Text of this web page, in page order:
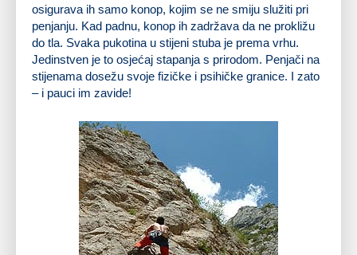
osigurava ih samo konop, kojim se ne smiju služiti pri
penjanju. Kad padnu, konop ih zadržava da ne prokližu
do tla. Svaka pukotina u stijeni stuba je prema vrhu.
Jedinstven je to osjećaj stapanja s prirodom. Penjači na
stijenama dosežu svoje fizičke i psihičke granice. I zato
– i pauci im zavide!